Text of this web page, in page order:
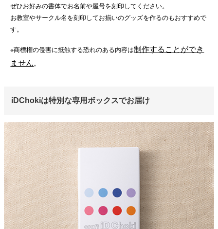
ぜひお好みの書体でお名前や屋号を刻印してください。
お教室やサークル名を刻印してお揃いのグッズを作るのもおすすめで
す。
※商標権の侵害に抵触する恐れのある内容は制作することができ
ません。
iDChokiは特別な専用ボックスでお届け